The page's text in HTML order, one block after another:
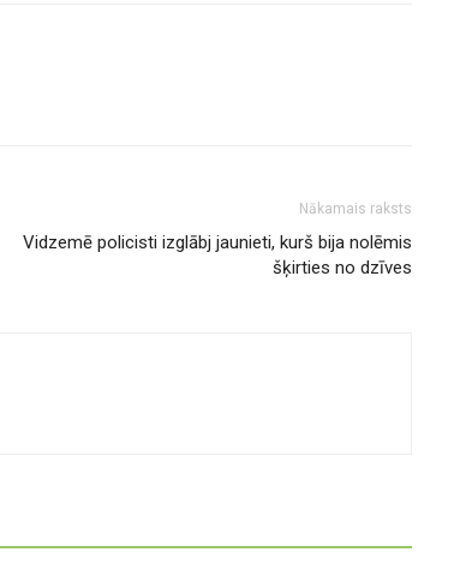
Nākamais raksts
Vidzemē policisti izglābj jaunieti, kurš bija nolēmis
šķirties no dzīves